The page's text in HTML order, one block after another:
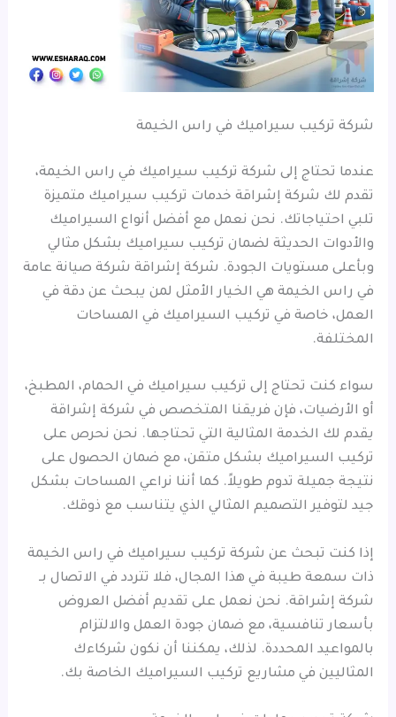
شركة تركيب سيراميك في راس الخيمة
عندما تحتاج إلى شركة تركيب سيراميك في راس الخيمة،
تقدم لك شركة إشراقة خدمات تركيب سيراميك متميزة
تلبي احتياجاتك. نحن نعمل مع أفضل أنواع السيراميك
والأدوات الحديثة لضمان تركيب سيراميك بشكل مثالي
وبأعلى مستويات الجودة. شركة إشراقة شركة صيانة عامة
في راس الخيمة هي الخيار الأمثل لمن يبحث عن دقة في
العمل، خاصة في تركيب السيراميك في المساحات
المختلفة.
سواء كنت تحتاج إلى تركيب سيراميك في الحمام، المطبخ،
أو الأرضيات، فإن فريقنا المتخصص في شركة إشراقة
يقدم لك الخدمة المثالية التي تحتاجها. نحن نحرص على
تركيب السيراميك بشكل متقن، مع ضمان الحصول على
نتيجة جميلة تدوم طويلاً. كما أننا نراعي المساحات بشكل
جيد لتوفير التصميم المثالي الذي يتناسب مع ذوقك.
إذا كنت تبحث عن شركة تركيب سيراميك في راس الخيمة
ذات سمعة طيبة في هذا المجال، فلا تتردد في الاتصال بـ
شركة إشراقة. نحن نعمل على تقديم أفضل العروض
بأسعار تنافسية، مع ضمان جودة العمل والالتزام
بالمواعيد المحددة. لذلك، يمكننا أن نكون شركاءك
المثاليين في مشاريع تركيب السيراميك الخاصة بك.